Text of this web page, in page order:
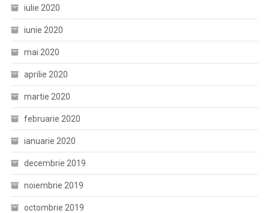
iulie 2020
iunie 2020
mai 2020
aprilie 2020
martie 2020
februarie 2020
ianuarie 2020
decembrie 2019
noiembrie 2019
octombrie 2019